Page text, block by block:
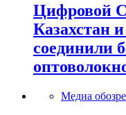
Цифровой
Казахстан
соединили
Медиа